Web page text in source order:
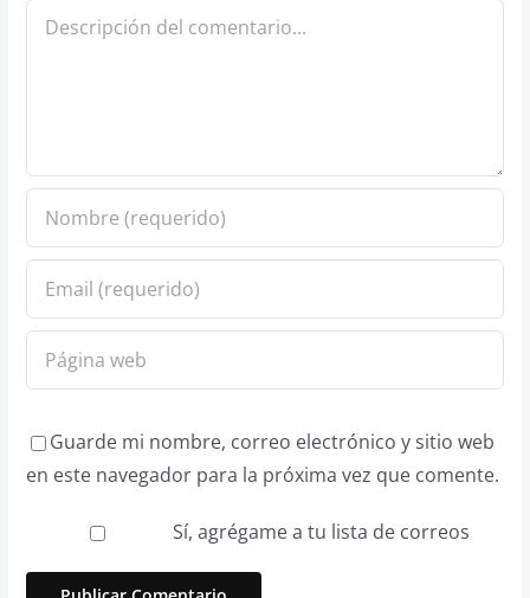
Comentario
Guarde mi nombre, correo electrónico y sitio web
en este navegador para la próxima vez que comente.
Sí, agrégame a tu lista de correos